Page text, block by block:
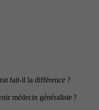
fait-il la différence ?
médecin généraliste ?